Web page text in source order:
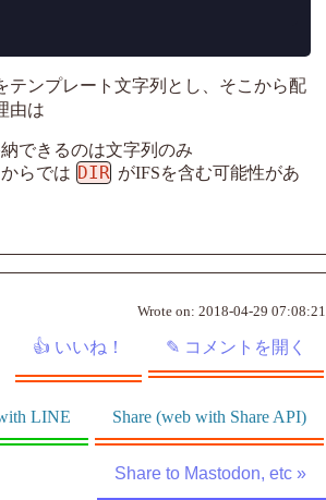
テンプレート文字列とし、そこから配
由は
できるのは文字列のみ
らでは DIR がIFSを含む可能性があ
Wrote on: 2018-04-29 07:08:21
LINE Share (web with Share API)
Share to Mastodon, etc »